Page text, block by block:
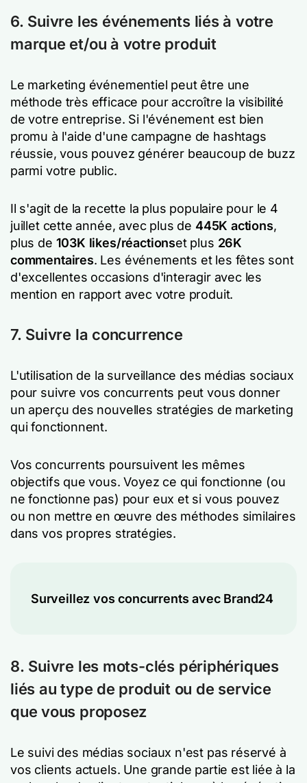
6. Suivre les événements liés à votre
marque et/ou à votre produit
Le marketing événementiel peut être une
méthode très efficace pour accroître la visibilité
de votre entreprise. Si l'événement est bien
promu à l'aide d'une campagne de hashtags
réussie, vous pouvez générer beaucoup de buzz
parmi votre public.
Il s'agit de la recette la plus populaire pour le 4
juillet cette année, avec plus de 445K actions,
plus de 103K likes/réactionset plus 26K
commentaires. Les événements et les fêtes sont
d'excellentes occasions d'interagir avec les
mention en rapport avec votre produit.
7. Suivre la concurrence
L'utilisation de la surveillance des médias sociaux
pour suivre vos concurrents peut vous donner
un aperçu des nouvelles stratégies de marketing
qui fonctionnent.
Vos concurrents poursuivent les mêmes
objectifs que vous. Voyez ce qui fonctionne (ou
ne fonctionne pas) pour eux et si vous pouvez
ou non mettre en œuvre des méthodes similaires
dans vos propres stratégies.
Surveillez vos concurrents avec Brand24
8. Suivre les mots-clés périphériques
liés au type de produit ou de service
que vous proposez
Le suivi des médias sociaux n'est pas réservé à
vos clients actuels. Une grande partie est liée à la